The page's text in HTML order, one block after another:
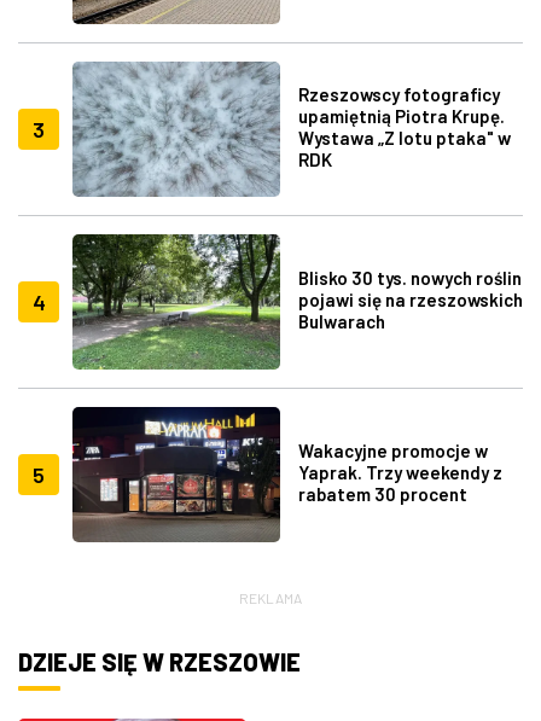
3
Rzeszowscy fotograficy
upamiętnią Piotra Krupę.
Wystawa „Z lotu ptaka" w
RDK
4
Blisko 30 tys. nowych roślin
pojawi się na rzeszowskich
Bulwarach
5
Wakacyjne promocje w
Yaprak. Trzy weekendy z
rabatem 30 procent
REKLAMA
DZIEJE SIĘ W RZESZOWIE